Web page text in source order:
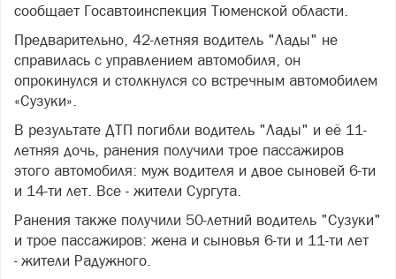
сообщает Госавтоинспекция Тюменской области.
Предварительно, 42-летняя водитель "Лады" не
справилась с управлением автомобиля, он
опрокинулся и столкнулся со встречным автомобилем
«Сузуки».
В результате ДТП погибли водитель "Лады" и её 11-
летняя дочь, ранения получили трое пассажиров
этого автомобиля: муж водителя и двое сыновей 6-ти
и 14-ти лет. Все - жители Сургута.
Ранения также получили 50-летний водитель "Сузуки"
и трое пассажиров: жена и сыновья 6-ти и 11-ти лет
- жители Радужного.